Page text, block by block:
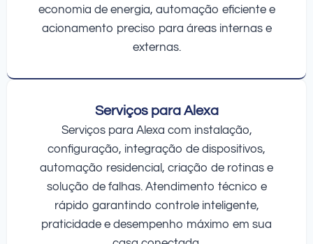
economia de energia, automação eficiente e
acionamento preciso para áreas internas e
externas.
Serviços para Alexa
Serviços para Alexa com instalação,
configuração, integração de dispositivos,
automação residencial, criação de rotinas e
solução de falhas. Atendimento técnico e
rápido garantindo controle inteligente,
praticidade e desempenho máximo em sua